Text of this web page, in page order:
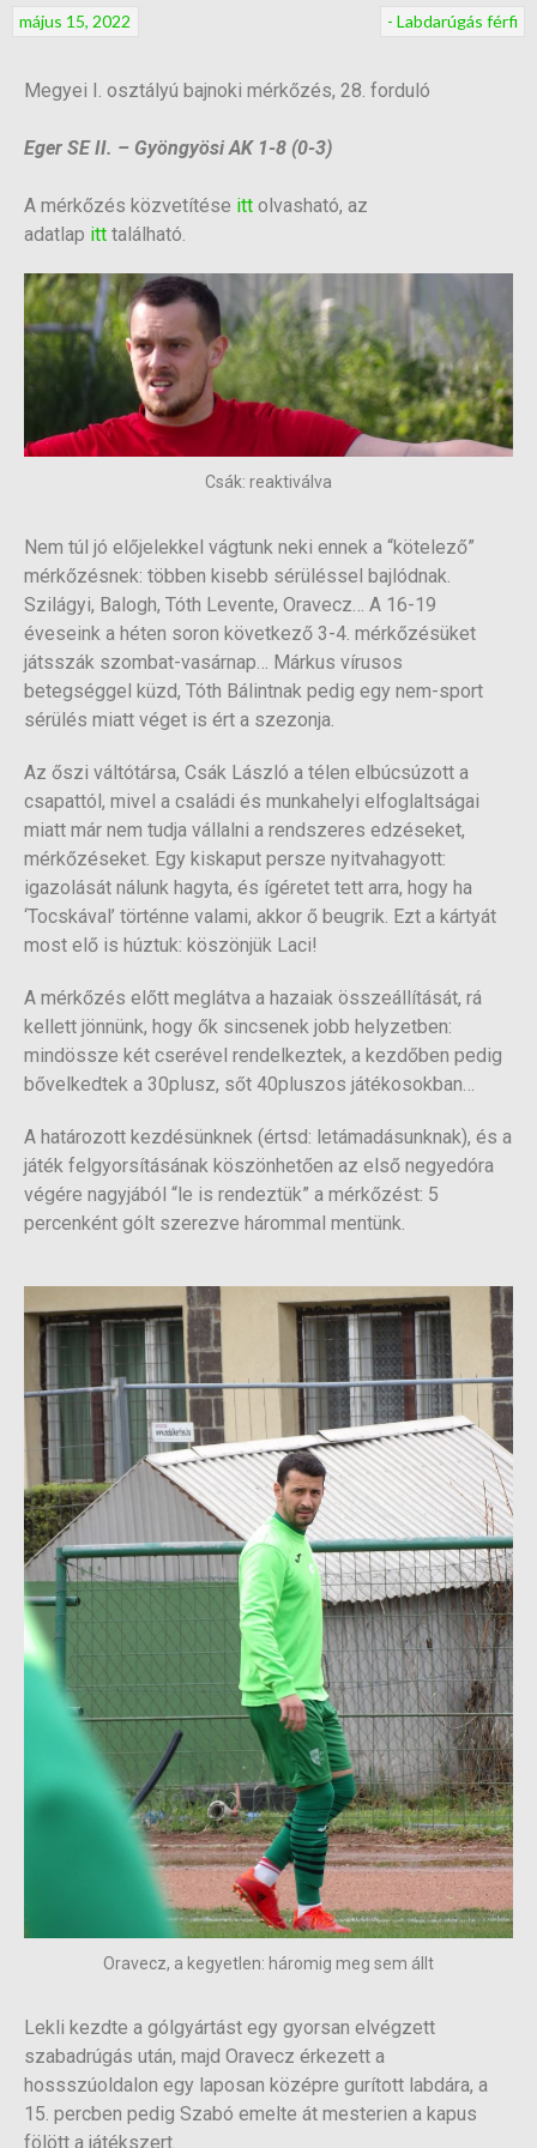
- Labdarúgás férfi
május 15, 2022
Megyei I. osztályú bajnoki mérkőzés, 28. forduló
Eger SE II. – Gyöngyösi AK 1-8 (0-3)
A mérkőzés közvetítése itt olvasható, az
adatlap itt található.
Csák: reaktiválva
Nem túl jó előjelekkel vágtunk neki ennek a “kötelező”
mérkőzésnek: többen kisebb sérüléssel bajlódnak.
Szilágyi, Balogh, Tóth Levente, Oravecz… A 16-19
éveseink a héten soron következő 3-4. mérkőzésüket
játsszák szombat-vasárnap… Márkus vírusos
betegséggel küzd, Tóth Bálintnak pedig egy nem-sport
sérülés miatt véget is ért a szezonja.
Az őszi váltótársa, Csák László a télen elbúcsúzott a
csapattól, mivel a családi és munkahelyi elfoglaltságai
miatt már nem tudja vállalni a rendszeres edzéseket,
mérkőzéseket. Egy kiskaput persze nyitvahagyott:
igazolását nálunk hagyta, és ígéretet tett arra, hogy ha
‘Tocskával’ történne valami, akkor ő beugrik. Ezt a kártyát
most elő is húztuk: köszönjük Laci!
A mérkőzés előtt meglátva a hazaiak összeállítását, rá
kellett jönnünk, hogy ők sincsenek jobb helyzetben:
mindössze két cserével rendelkeztek, a kezdőben pedig
bővelkedtek a 30plusz, sőt 40pluszos játékosokban…
A határozott kezdésünknek (értsd: letámadásunknak), és a
játék felgyorsításának köszönhetően az első negyedóra
végére nagyjából “le is rendeztük” a mérkőzést: 5
percenként gólt szerezve hárommal mentünk.
Oravecz, a kegyetlen: háromig meg sem állt
Lekli kezdte a gólgyártást egy gyorsan elvégzett
szabadrúgás után, majd Oravecz érkezett a
hossszúoldalon egy laposan középre gurított labdára, a
15. percben pedig Szabó emelte át mesterien a kapus
fölött a játékszert.